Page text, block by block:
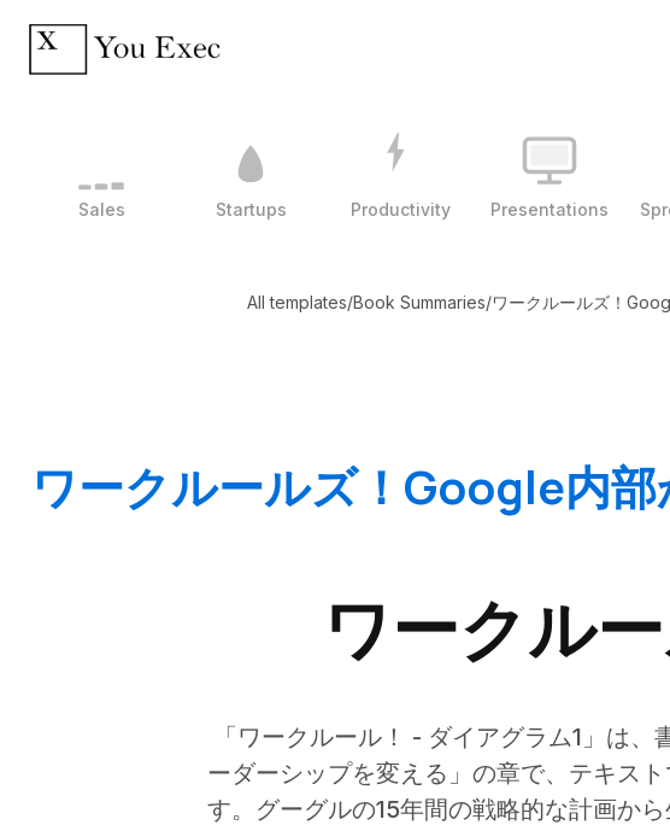
Sales Startups Productivity Presentations
All templates/Book Summaries/ワークルールズ！
ワークルールズ！Google内
ワークル
「ワークルール！ - ダイアグラム1」は
ーダーシップを変える」の章で、テキス
す。グーグルの15年間の戦略的な計画か